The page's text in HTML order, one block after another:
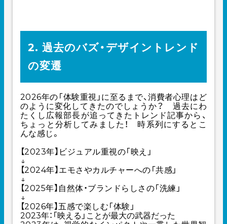
2. 過去のバズ・デザイントレンド
の変遷
2026年の「体験重視」に至るまで、消費者心理はど
のように変化してきたのでしょうか？ 過去にわ
たくし広報部長が追ってきたトレンド記事から、
ちょっと分析してみました！ 時系列にするとこ
んな感じ。
【2023年】ビジュアル重視の「映え」
↓
【2024年】エモさやカルチャーへの「共感」
↓
【2025年】自然体・ブランドらしさの「洗練」
↓
【2026年】五感で楽しむ「体験」
2023年：「映える」ことが最大の武器だった